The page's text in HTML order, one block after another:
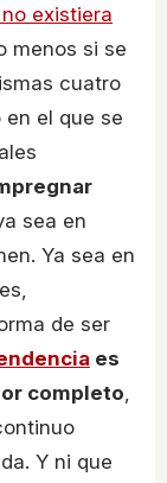
existiera
menos si se
cuatro
en el que se
sea en
Ya sea en
de ser
es
completo
Y ni que